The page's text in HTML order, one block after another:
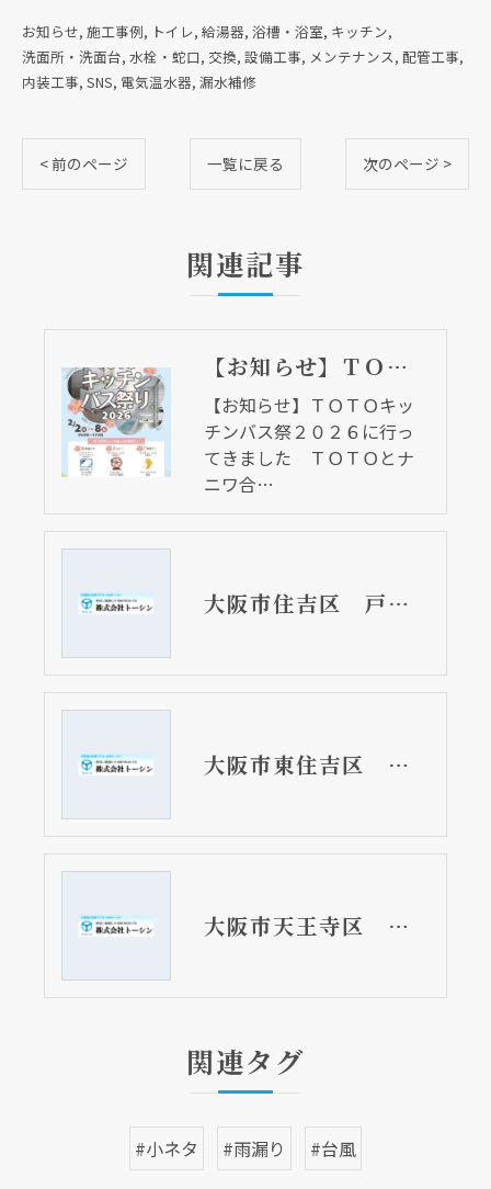
お知らせ 施工事例 トイレ 給湯器 浴槽・浴室 キッチン
洗面所・洗面台 水栓・蛇口 交換 設備工事 メンテナンス 配管工事
内装工事 SNS 電気温水器 漏水補修
< 前のページ 一覧に戻る 次のページ >
関連記事
【お知らせ】ＴＯＴＯキッチンバス祭２０２６に行ってきました ＴＯＴＯとナニワ合同イベント
【お知らせ】ＴＯＴＯキッ
チンバス祭２０２６に行っ
てきました ＴＯＴＯとナ
ニワ合…
大阪市住吉区 戸建て住宅のキッチン排水詰まり通貫工事 塩ビ管直結
大阪市東住吉区 マンションのベランダ排水詰まり通貫工事 高圧洗浄
大阪市天王寺区 マンションのベランダ排水口通貫工事 ゴミがたまって詰まっていました
関連タグ
#小ネタ #雨漏り #台風